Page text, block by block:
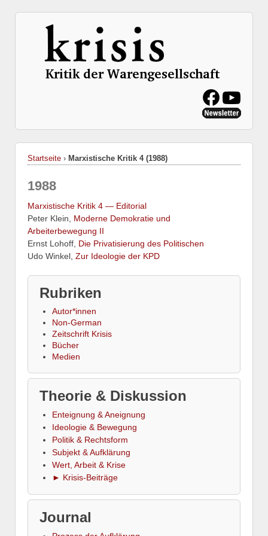
Startseite › Marxistische Kritik 4 (1988)
1988
Marxistische Kritik 4 — Editorial
Peter Klein, Moderne Demokratie und
Arbeiterbewegung II
Ernst Lohoff, Die Privatisierung des Politischen
Udo Winkel, Zur Ideologie der KPD
Rubriken
Autor*innen
Non-German
Zeitschrift Krisis
Bücher
Medien
Theorie & Diskussion
Enteignung & Aneignung
Ideologie & Bewegung
Politik & Rechtsform
Subjekt & Aufklärung
Wert, Arbeit & Krise
► Krisis-Beiträge
Journal